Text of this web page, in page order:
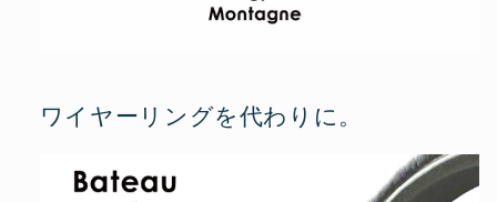
ワイヤーリングを代わりに。